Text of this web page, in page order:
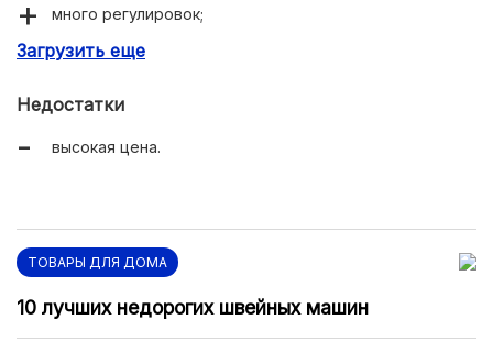
много регулировок;
можно работать с разными тканями;
Загрузить еще
Недостатки
высокая цена.
ТОВАРЫ ДЛЯ ДОМА
10 лучших недорогих швейных машин